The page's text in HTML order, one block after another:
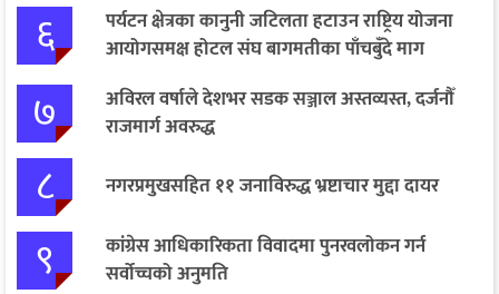
६
पर्यटन क्षेत्रका कानुनी जटिलता हटाउन राष्ट्रिय योजना
आयोगसमक्ष होटल संघ बागमतीका पाँचबुँदे माग
७
अविरल वर्षाले देशभर सडक सञ्जाल अस्तव्यस्त, दर्जनौँ
राजमार्ग अवरुद्ध
८ नगरप्रमुखसहित ११ जनाविरुद्ध भ्रष्टाचार मुद्दा दायर
९
कांग्रेस आधिकारिकता विवादमा पुनरवलोकन गर्न
सर्वोच्चको अनुमति